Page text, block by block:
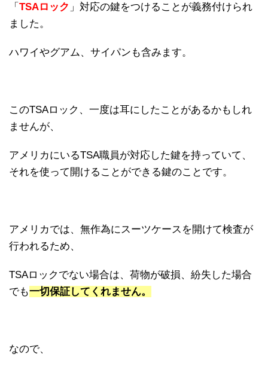
「 TSAロック 」対応の鍵をつけることが義務付けられ
ました。
ハワイやグアム、サイパンも含みます。
このTSAロック、一度は耳にしたことがあるかもしれ
ませんが、
アメリカにいるTSA職員が対応した鍵を持っていて、
それを使って開けることができる鍵のことです。
アメリカでは、無作為にスーツケースを開けて検査が
行われるため、
TSAロックでない場合は、荷物が破損、紛失した場合
でも一切保証してくれません。
なので、